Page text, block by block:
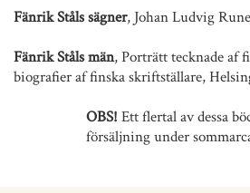
Fänrik Ståls sägner, Johan Ludvig
Fänrik Ståls män, Porträtt tecknade af
biografier af finska skriftställare,
OBS! Ett flertal av dessa
försäljning under